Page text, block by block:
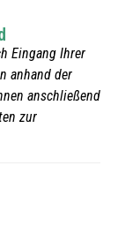
Eingang Ihrer
anhand der
anschließend
zur